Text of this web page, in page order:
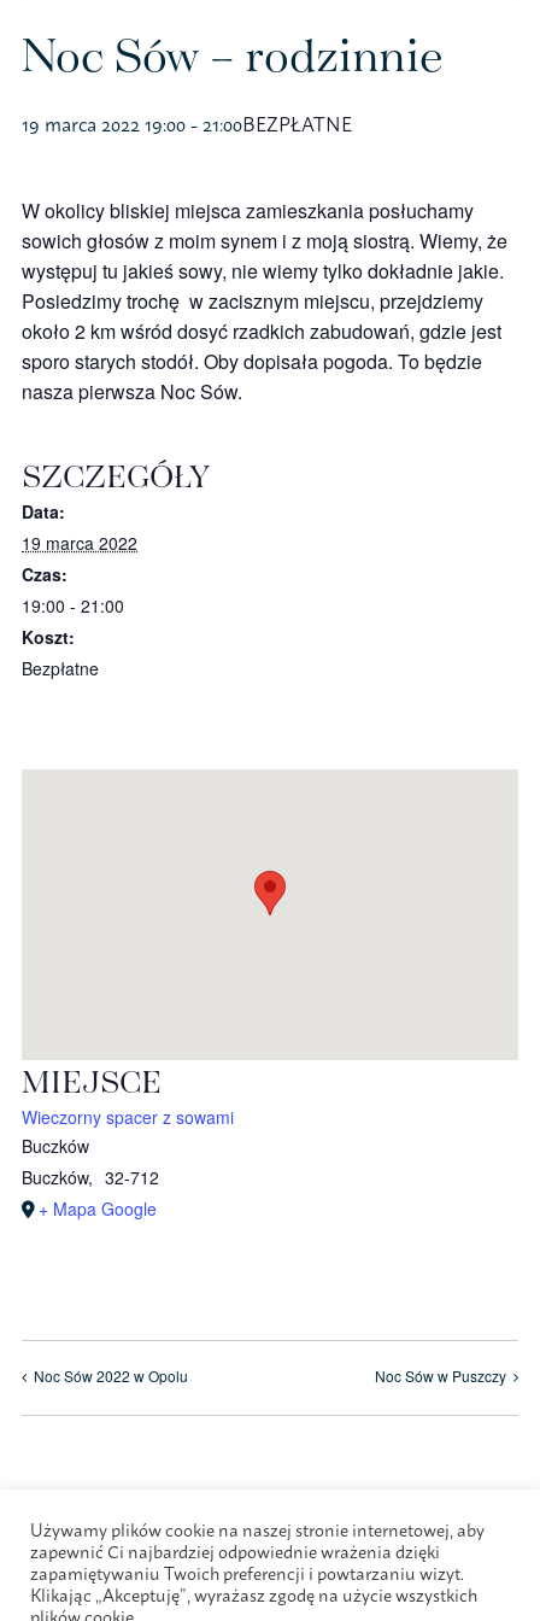
Sklep na ptak
Kubki
Książki
Budki i karmniki
Noc Sów – rodzinnie
19 marca 2022 19:00 - 21:00BEZPŁATNE
W okolicy bliskiej miejsca zamieszkania posłuchamy
sowich głosów z moim synem i z moją siostrą. Wiemy, że
występuj tu jakieś sowy, nie wiemy tylko dokładnie jakie.
Posiedzimy trochę w zacisznym miejscu, przejdziemy
około 2 km wśród dosyć rzadkich zabudowań, gdzie jest
sporo starych stodół. Oby dopisała pogoda. To będzie
nasza pierwsza Noc Sów.
SZCZEGÓŁY
Data:
19 marca 2022
Czas:
19:00 - 21:00
Koszt:
Bezpłatne
MIEJSCE
Wieczorny spacer z sowami
Buczków
Buczków, 32-712
+ Mapa Google
Noc Sów 2022 w Opolu Noc Sów w Puszczy
Używamy plików cookie na naszej stronie internetowej, aby
zapewnić Ci najbardziej odpowiednie wrażenia dzięki
zapamiętywaniu Twoich preferencji i powtarzaniu wizyt.
Klikając „Akceptuję”, wyrażasz zgodę na użycie wszystkich
plików cookie.